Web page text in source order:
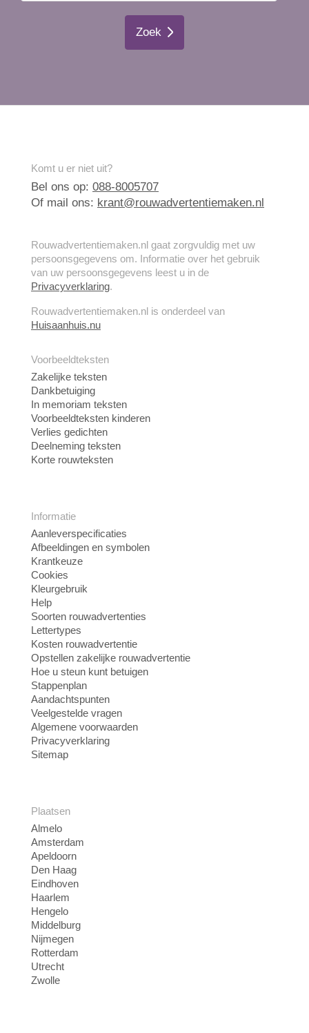
Zoek
Komt u er niet uit?
Bel ons op: 088-8005707
Of mail ons: krant@rouwadvertentiemaken.nl
Rouwadvertentiemaken.nl gaat zorgvuldig met uw
persoonsgegevens om. Informatie over het gebruik
van uw persoonsgegevens leest u in de
Privacyverklaring.
Rouwadvertentiemaken.nl is onderdeel van
Huisaanhuis.nu
Voorbeeldteksten
Zakelijke teksten
Dankbetuiging
In memoriam teksten
Voorbeeldteksten kinderen
Verlies gedichten
Deelneming teksten
Korte rouwteksten
Informatie
Aanleverspecificaties
Afbeeldingen en symbolen
Krantkeuze
Cookies
Kleurgebruik
Help
Soorten rouwadvertenties
Lettertypes
Kosten rouwadvertentie
Opstellen zakelijke rouwadvertentie
Hoe u steun kunt betuigen
Stappenplan
Aandachtspunten
Veelgestelde vragen
Algemene voorwaarden
Privacyverklaring
Sitemap
Plaatsen
Almelo
Amsterdam
Apeldoorn
Den Haag
Eindhoven
Haarlem
Hengelo
Middelburg
Nijmegen
Rotterdam
Utrecht
Zwolle